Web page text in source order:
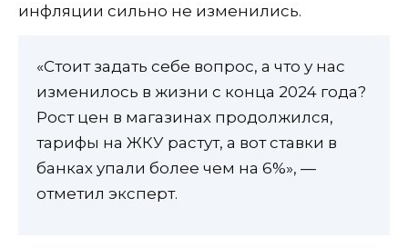
инфляции сильно не изменились.
«Стоит задать себе вопрос, а что у нас
изменилось в жизни с конца 2024 года?
Рост цен в магазинах продолжился,
тарифы на ЖКУ растут, а вот ставки в
банках упали более чем на 6%», —
отметил эксперт.